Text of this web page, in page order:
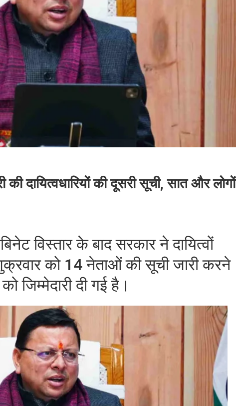
दायित्वधारियों की दूसरी सूची, सात और लोगों
विस्तार के बाद सरकार ने दायित्वों
को 14 नेताओं की सूची जारी करने
जिम्मेदारी दी गई है।